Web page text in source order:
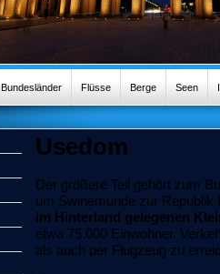
Bundesländer Flüsse Berge Seen
Usedom
Der größere Teil gehört zum
um Swinemünde zur Republik
im Hinterland gelegenen
etwa 75.000 Einwohner.
als auch per Flugzeug zu